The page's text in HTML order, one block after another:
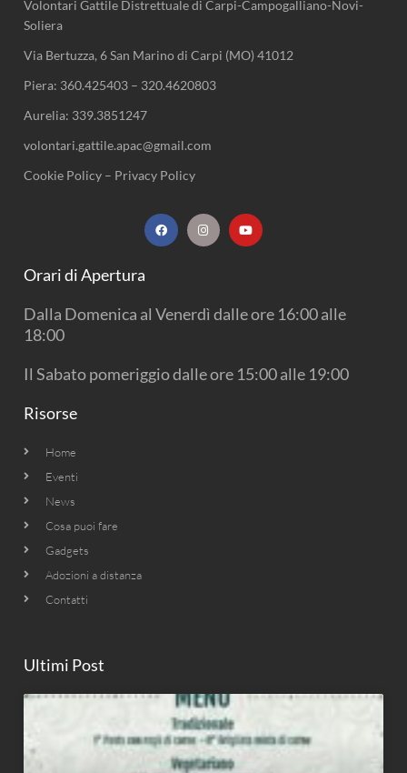
Volontari Gattile Distrettuale di Carpi-Campogalliano-Novi-
Soliera
Via Bertuzza, 6 San Marino di Carpi (MO) 41012
Piera: 360.425403 – 320.4620803
Aurelia: 339.3851247
volontari.gattile.apac@gmail.com
Cookie Policy – Privacy Policy
F
a
I
n
m
Y
o
Orari di Apertura
Dalla Domenica al Venerdì dalle ore 16:00 alle
18:00
Il Sabato pomeriggio dalle ore 15:00 alle 19:00
Risorse
Home
Eventi
News
Cosa puoi fare
Gadgets
Adozioni a distanza
Contatti
Ultimi Post